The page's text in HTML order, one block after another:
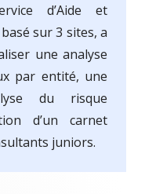
d’Aide et
sur 3 sites, a
une analyse
par entité, une
du risque
d’un carnet
juniors.